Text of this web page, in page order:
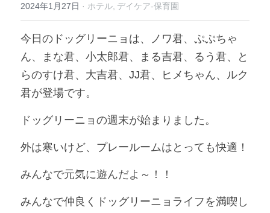
2024年1月27日 · ホテル, デイケア-保育園
今日のドッグリーニョは、ノワ君、ぷぷちゃ
ん、まな君、小太郎君、まる吉君、るう君、と
らのすけ君、大吉君、JJ君、ヒメちゃん、ルク
君が登場です。
ドッグリーニョの週末が始まりました。
外は寒いけど、プレールームはとっても快適！
みんなで元気に遊んだよ～！！
みんなで仲良くドッグリーニョライフを満喫し